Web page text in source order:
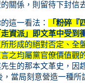
關係，則留待下封信
這一看法：
「粉碎『
資派」即文革中受到
形成的絕對否定、全
之均屬黨官僚價值觀
生的那本文革史，因
，當局刻意營造一種